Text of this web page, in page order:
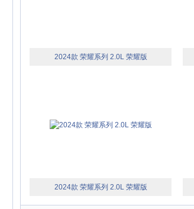
2024款 荣耀系列 2.0L 荣耀版
2024款 荣耀系列 2.0L 荣耀版